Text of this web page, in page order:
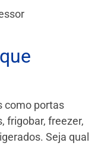
como portas
frigobar, freezer,
Seja qual